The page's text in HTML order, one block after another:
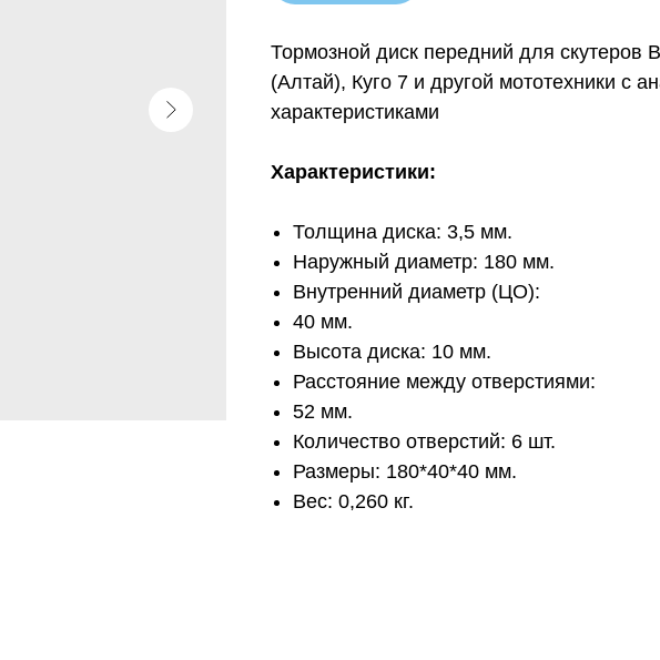
Тормозной диск передний для скутеров
(Алтай), Куго 7 и другой мототехники с
характеристиками
Характеристики:
Толщина диска: 3,5 мм.
Наружный диаметр: 180 мм.
Внутренний диаметр (ЦО):
40 мм.
Высота диска: 10 мм.
Расстояние между отверстиями:
52 мм.
Количество отверстий: 6 шт.
Размеры: 180*40*40 мм.
Вес: 0,260 кг.